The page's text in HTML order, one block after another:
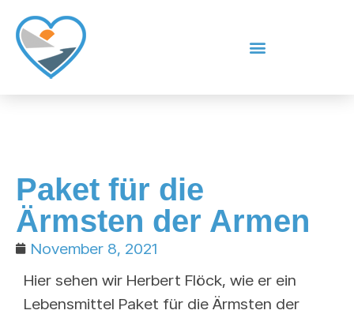
Paket für die
Ärmsten der Armen
November 8, 2021
Hier sehen wir Herbert Flöck, wie er ein
Lebensmittel Paket für die Ärmsten der